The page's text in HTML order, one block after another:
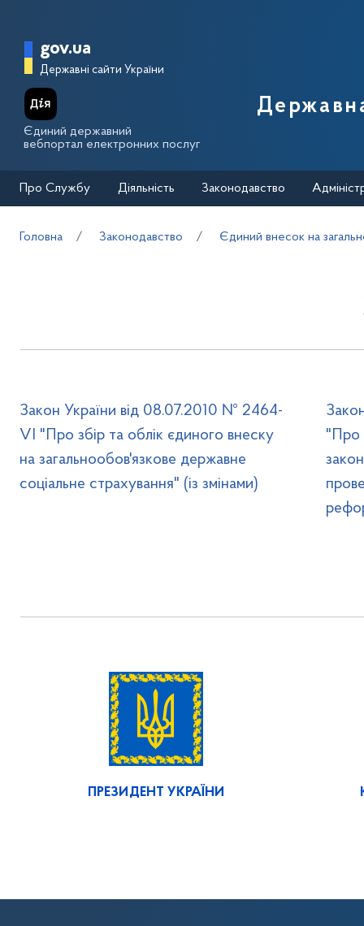
Головна сторінка Державної
gov.ua
Державні сайти України
Єдиний державний
вебпортал електронних послуг
Про Службу Діяльність Законодавство
Головна Законодавство Єдиний внесок на
Закон України від 08.07.2010 № 2464-
VI "Про збір та облік єдиного внеску
на загальнообов'язкове державне
соціальне страхування" (із змінами)
"Про
ПРЕЗИДЕНТ УКРАЇНИ